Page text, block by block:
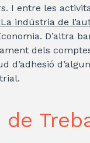
I entre les
indústria de
D’altra
dels
d’adhesió